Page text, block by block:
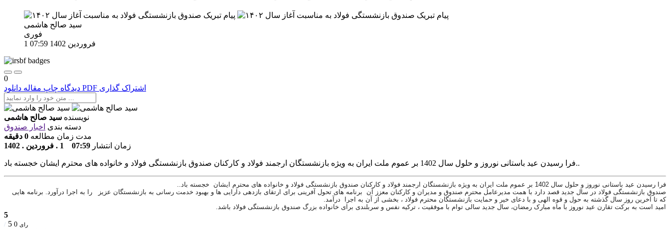
سید صالح هاشمی
فوری
1 فروردین 1402
07:59
0
دیدگاه چاپ مقاله دانلود PDF اشتراک گذاری
نویسنده سید صالح هاشمی
دسته بندی اخبار صندوق
مدت زمان مطالعه 0 دقیقه
زمان انتشار 07:59 1 . فروردین . 1402
فرا رسیدن عید باستانی نوروز و حلول سال 1402 بر عموم ملت ایران به ویژه بازنشستگان ارجمند فولاد و کارکنان صندوق بازنشستگی فولاد و خانواده های محترم ایشان خجسته باد..
فرا رسیدن عید باستانی نوروز و حلول سال 1402 بر عموم ملت ایران به ویژه بازنشستگان ارجمند فولاد و کارکنان صندوق بازنشستگی فولاد و خانواده های محترم ایشان خجسته باد..
صندوق بازنشستگی فولاد در سال جدید قصد دارد با همت مدیرعامل محترم صندوق و مدیران و کارکنان معزز آن برنامه های تحول آفرینی برای ارتقای بازدهی دارایی ها و بهبود خدمت رسانی به بازنشستگان عزیز را به اجرا درآورد. برنامه هایی
که تا آخرین روز سال گذشته به حول و قوه الهی و با دعای خیر و حمایت بازنشستگان محترم فولاد ، بخشی از آن به اجرا درآمد.
امید است به برکت تقارن عید نوروز با ماه مبارک رمضان، سال جدید سالی توام با موفقیت ، ترکیه نفس و سربلندی برای خانواده بزرگ صندوق بازنشستگی فولاد باشد.
5
/ 5 0 رای